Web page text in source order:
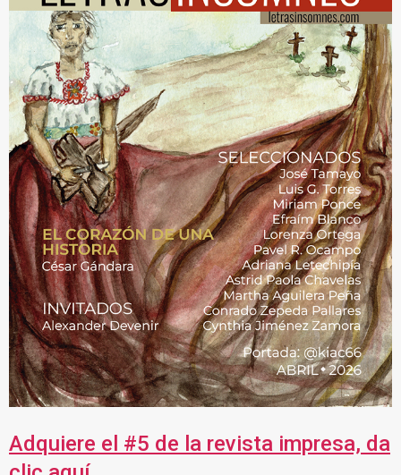
Adquiere el #5 de la revista impresa, da